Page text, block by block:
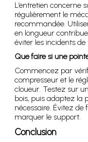
L’entretien concerne
régulièrement le
recommandée.
en longueur
éviter les incidents de
Que faire si une
Commencez par
compresseur et le
cloueur. Testez sur
bois, puis adaptez la
nécessaire. Évitez
marquer le support.
Conclusion